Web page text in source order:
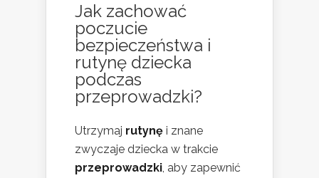
Jak zachować
poczucie
bezpieczeństwa i
rutynę dziecka
podczas
przeprowadzki?
Utrzymaj rutynę i znane
zwyczaje dziecka w trakcie
przeprowadzki, aby zapewnić